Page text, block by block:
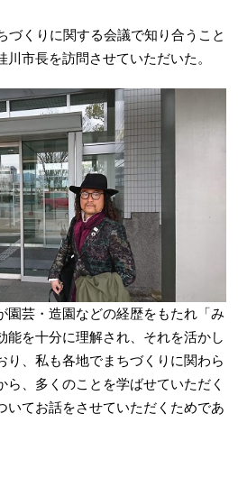
づくりに関する会議で知り合うこと
市長を訪問させていただいた。
園芸・造園などの経歴をもたれ「み
能を十分に理解され、それを活かし
り、私も各地でまちづくりに関わら
ら、多くのことを学ばせていただく
いてお話をさせていただくためであ